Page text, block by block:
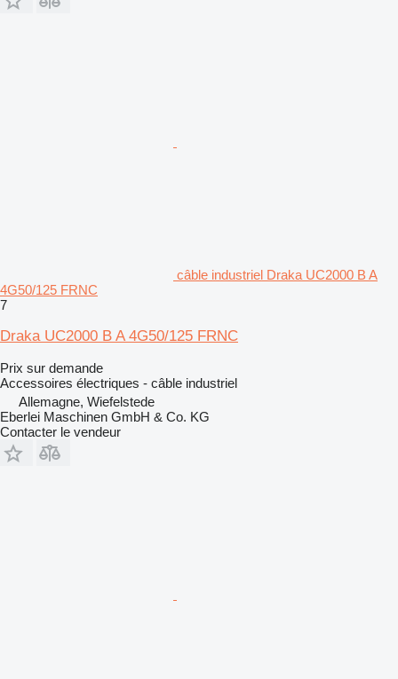
câble industriel Draka UC2000 B A
4G50/125 FRNC
7
Draka UC2000 B A 4G50/125 FRNC
Prix sur demande
Accessoires électriques - câble industriel
Allemagne, Wiefelstede
Eberlei Maschinen GmbH & Co. KG
Contacter le vendeur